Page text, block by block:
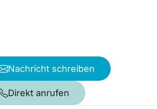
Nachricht schreiben
Direkt anrufen